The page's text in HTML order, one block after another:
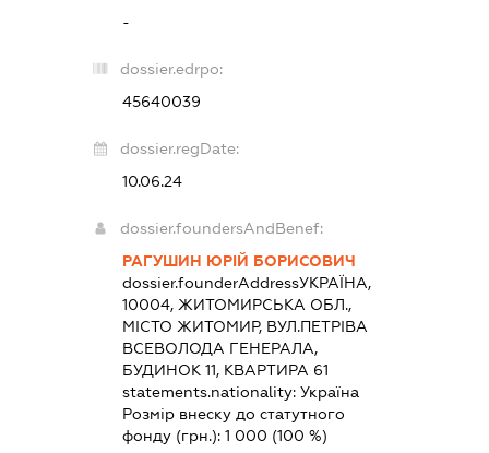
-
dossier.edrpo:
45640039
dossier.regDate:
10.06.24
dossier.foundersAndBenef:
РАГУШИН ЮРІЙ БОРИСОВИЧ
dossier.founderAddressУКРАЇНА,
10004, ЖИТОМИРСЬКА ОБЛ.,
МІСТО ЖИТОМИР, ВУЛ.ПЕТРІВА
ВСЕВОЛОДА ГЕНЕРАЛА,
БУДИНОК 11, КВАРТИРА 61
statements.nationality:Україна
Розмір внеску до статутного
фонду (грн.):1 000 (100 %)